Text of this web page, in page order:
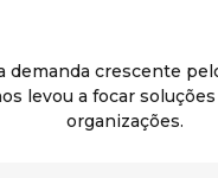
demanda crescente
levou a focar
organizações.